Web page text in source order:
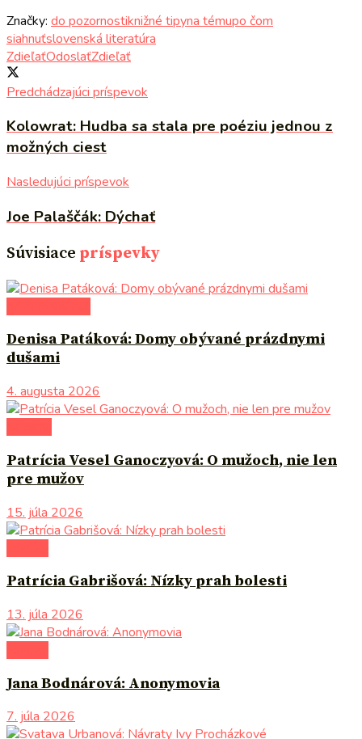
Značky: do pozornostiknižné tipyna témupo čom
siahnuťslovenská literatúra
ZdieľaťOdoslaťZdieľať
Predchádzajúci príspevok
Kolowrat: Hudba sa stala pre poéziu jednou z
možných ciest
Nasledujúci príspevok
Joe Palaščák: Dýchať
Súvisiace príspevky
Denisa Patáková: Domy obývané prázdnymi
dušami
4. augusta 2026
Patrícia Vesel Ganoczyová: O mužoch, nie len
pre mužov
15. júla 2026
Patrícia Gabrišová: Nízky prah bolesti
13. júla 2026
Jana Bodnárová: Anonymovia
7. júla 2026